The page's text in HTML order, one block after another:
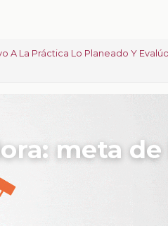
A La Práctica Lo Planeado Y
meta de